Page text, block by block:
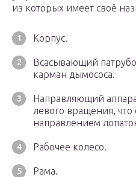
из которых имеет своё
Корпус.
Всасывающий
карман дымососа.
Направляющий
левого вращения, что
направлением
Рабочее колесо.
Рама.